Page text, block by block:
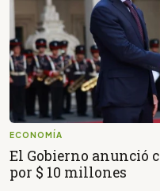
ECONOMÍA
El Gobierno anunció
por $ 10 millones